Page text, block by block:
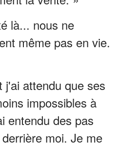
là... nous ne
même pas en vie.
j'ai attendu que ses
impossibles à
entendu des pas
moi. Je me